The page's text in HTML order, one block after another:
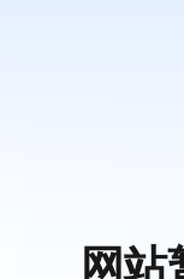
网站